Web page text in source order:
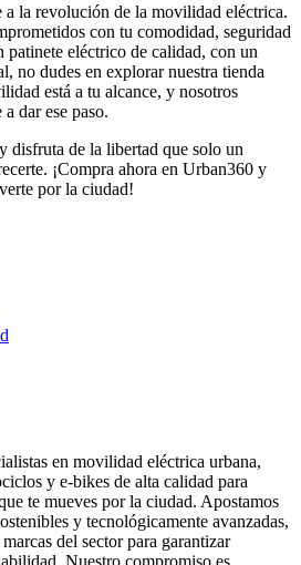
a la revolución de la movilidad eléctrica.
con tu comodidad, seguridad
patinete eléctrico de calidad, con un
no dudes en explorar nuestra tienda
está a tu alcance, y nosotros
dar ese paso.
disfruta de la libertad que solo un
¡Compra ahora en Urban360 y
por la ciudad!
en movilidad eléctrica urbana,
y e-bikes de alta calidad para
te mueves por la ciudad. Apostamos
y tecnológicamente avanzadas,
del sector para garantizar